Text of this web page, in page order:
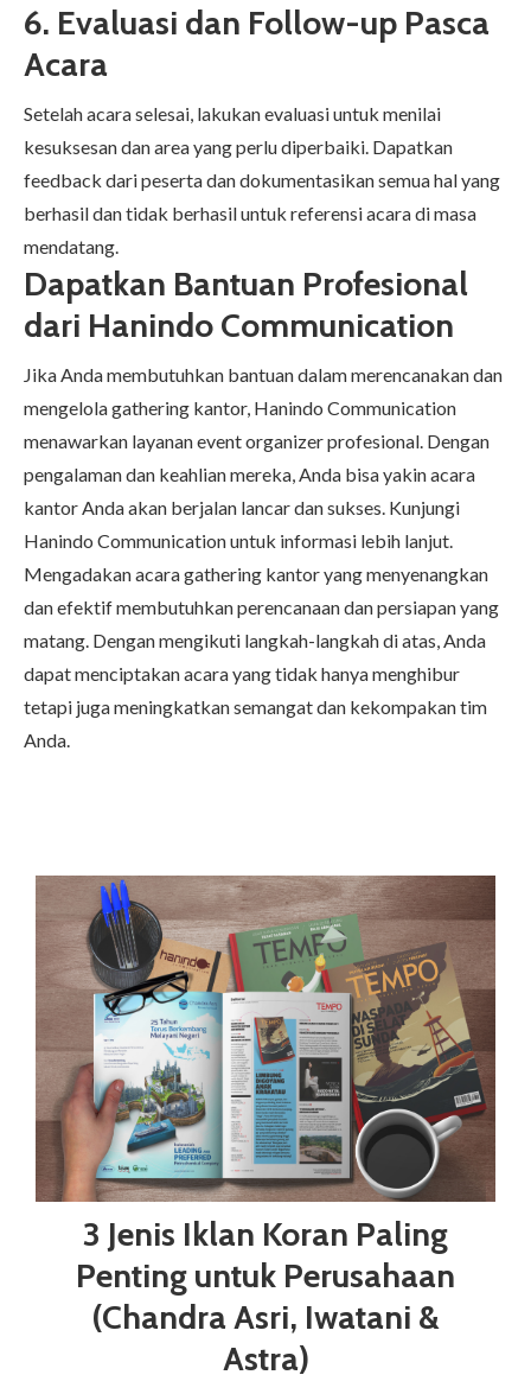
6. Evaluasi dan Follow-up Pasca
Acara
Setelah acara selesai, lakukan evaluasi untuk menilai
kesuksesan dan area yang perlu diperbaiki. Dapatkan
feedback dari peserta dan dokumentasikan semua hal yang
berhasil dan tidak berhasil untuk referensi acara di masa
mendatang.
Dapatkan Bantuan Profesional
dari Hanindo Communication
Jika Anda membutuhkan bantuan dalam merencanakan dan
mengelola gathering kantor, Hanindo Communication
menawarkan layanan event organizer profesional. Dengan
pengalaman dan keahlian mereka, Anda bisa yakin acara
kantor Anda akan berjalan lancar dan sukses. Kunjungi
Hanindo Communicationuntuk informasi lebih lanjut.
Mengadakan acara gathering kantor yang menyenangkan
dan efektif membutuhkan perencanaan dan persiapan yang
matang. Dengan mengikuti langkah-langkah di atas, Anda
dapat menciptakan acara yang tidak hanya menghibur
tetapi juga meningkatkan semangat dan kekompakan tim
Anda.
3 Jenis Iklan Koran Paling
Penting untuk Perusahaan
(Chandra Asri, Iwatani &
Astra)